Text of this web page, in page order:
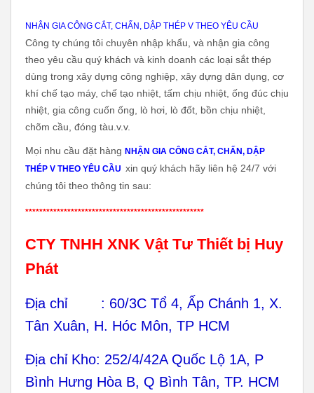
khí chế tạo máy, chế tạo nhiệt, tấm chịu nhiệt, ống đúc chịu
nhiệt, gia công cuốn ống, lò hơi, lò đốt, bồn chịu nhiệt,
chõm cầu, đóng tàu.v.v.
Mọi nhu cầu đặt hàngNHẬN GIA CÔNG CẮT, CHẤN, DẬP
THÉP V THEO YÊU CẦU xin quý khách hãy liên hệ 24/7 với
chúng tôi theo thông tin sau:
***************************************************
CTY TNHH XNK Vật Tư Thiết bị Huy
Phát
Địa chỉ : 60/3C Tổ 4, Ấp Chánh 1, X.
Tân Xuân, H. Hóc Môn, TP HCM
Địa chỉ Kho: 252/4/42A Quốc Lộ 1A, P
Bình Hưng Hòa B, Q Bình Tân, TP. HCM
Hotline : 0909 65 11 67 - 0981 64 31
81 Mr Dũng